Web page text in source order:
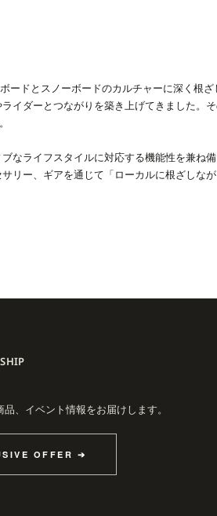
ードとスノーボードのカルチャーに深く根ざ
イダーとつながりを築き上げてきました。
なライフスタイルに対応する機能性を兼ね
リー、ギアを通じて「ローカルに根ざしな
、REALといった世界的ブランドとのコラボ
、イベント情報をお届けします。
OFFER ➔